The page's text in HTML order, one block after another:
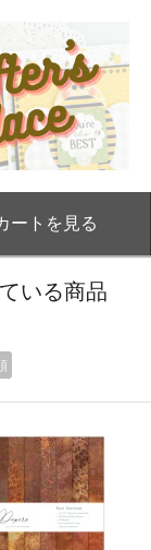
ートを見る
いる商品